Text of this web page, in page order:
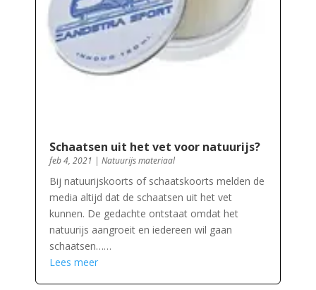
Schaatsen uit het vet voor natuurijs?
feb 4, 2021 | Natuurijs materiaal
Bij natuurijskoorts of schaatskoorts melden de
media altijd dat de schaatsen uit het vet
kunnen. De gedachte ontstaat omdat het
natuurijs aangroeit en iedereen wil gaan
schaatsen……
Lees meer